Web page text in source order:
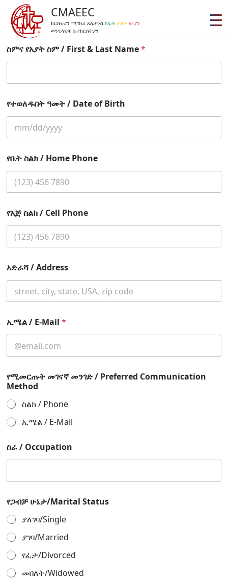
CMAEEC
ክርስቲያን ሚሽነሪ አሊያንስ የኢት ዮጵያ ውያን
ወንጌላዊት ቤተክርስትያን
ስምና የአያት ስም / First & Last Name*
የተወለዱበት ዓመት / Date of Birth
የቤት ስልክ / Home Phone
የእጅ ስልክ / Cell Phone
አድራሻ / Address
ኢሜል / E-Mail *
የሚመርጡት መገናኛ መንገድ / Preferred Communication
Method
ስልክ / Phone
ኢሜል / E-Mail
ስራ / Occupation
የጋብቻ ሁኔታ/Marital Status
ያለገባ/Single
ያገባ/Married
የፈታ/Divorced
መበለት/Widowed